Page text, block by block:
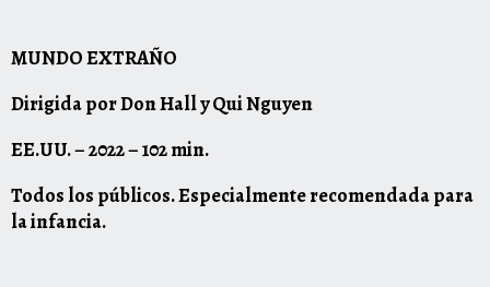
MUNDO EXTRAÑO
Dirigida por Don Hall y Qui Nguyen
EE.UU. – 2022 – 102 min.
Todos los públicos. Especialmente recomendada para
la infancia.